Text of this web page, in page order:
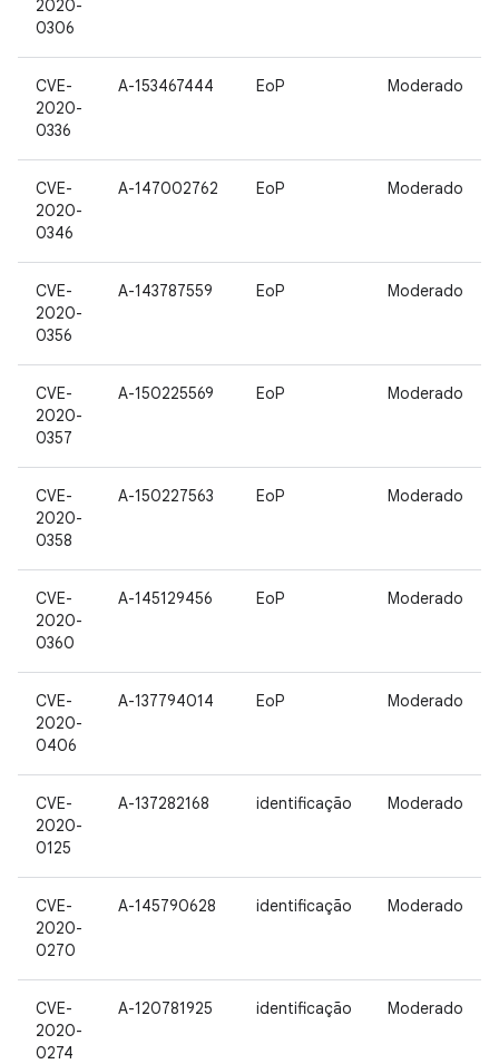
2020-
0306
CVE-
2020-
0336
A-153467444 EoP Moderado
CVE-
2020-
0346
A-147002762 EoP Moderado
CVE-
2020-
0356
A-143787559 EoP Moderado
CVE-
2020-
0357
A-150225569 EoP Moderado
CVE-
2020-
0358
A-150227563 EoP Moderado
CVE-
2020-
0360
A-145129456 EoP Moderado
CVE-
2020-
0406
A-137794014 EoP Moderado
CVE-
2020-
0125
A-137282168 identificação Moderado
CVE-
2020-
0270
A-145790628 identificação Moderado
CVE-
2020-
0274
A-120781925 identificação Moderado